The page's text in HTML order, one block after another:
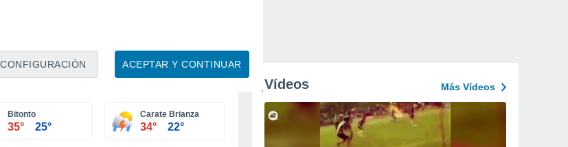
ACEPTAR Y CONTINUAR
CONFIGURACIÓN
Bitonto
35° 25°
Carate Brianza
34° 22°
Vídeos Más Vídeos